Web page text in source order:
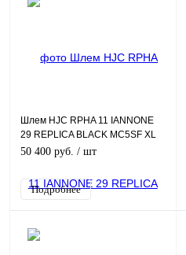
Шлем HJC RPHA 11 IANNONE
29 REPLICA BLACK MC5SF XL
50 400 руб. / шт
Подробнее